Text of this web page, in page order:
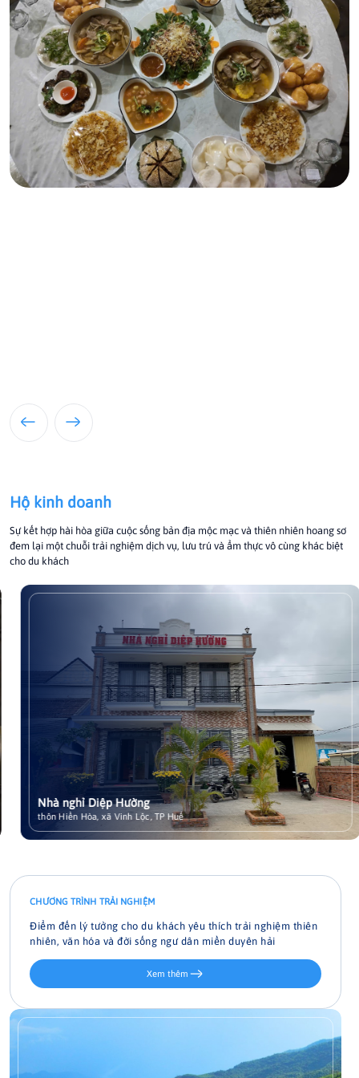
Hộ kinh doanh
Sự kết hợp hài hòa giữa cuộc sống bản địa mộc mạc và thiên nhiên hoang sơ
đem lại một chuỗi trải nghiệm dịch vụ, lưu trú và ẩm thực vô cùng khác biệt
cho du khách
Nhà nghỉ Diệp Hường
thôn Hiền Hòa, xã Vinh Lộc, TP Huế
Nhà Nghỉ Diệp Hường là một cơ sở lưu trú bình dân tọa lạc tại
thôn Hiền Hòa, xã Vinh Lộc, TP Huế, được nhiều khách hàng
đánh giá cao về chất lượng cơ sở vật chất tốt trong tầm giá.
Xem chi tiết
CHƯƠNG TRÌNH TRẢI NGHIỆM
Điểm đến lý tưởng cho du khách yêu thích trải nghiệm thiên
nhiên, văn hóa và đời sống ngư dân miền duyên hải
Xem thêm
Đạp xe khám phá làng quê Vinh Lộc
Một chiếc xe đạp, một chiếc nón lá và một trái tim rộng mở là
tất cả những gì bạn cần để bắt đầu hành trình khám phá làng